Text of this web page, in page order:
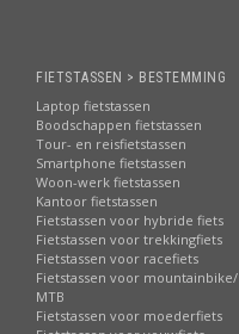
FIETSTASSEN > BESTEMMING
Laptop fietstassen
Boodschappen fietstassen
Tour- en reisfietstassen
Smartphone fietstassen
Woon-werk fietstassen
Kantoor fietstassen
Fietstassen voor hybride fiets
Fietstassen voor trekkingfiets
Fietstassen voor racefiets
Fietstassen voor mountainbike/
MTB
Fietstassen voor moederfiets